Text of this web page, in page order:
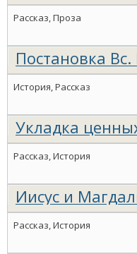
Рассказ, Проза
Постановка
Маяковского
История, Рассказ
Укладка
ч. 31 мин.)
Рассказ, История
Иисус и
Рассказ, История